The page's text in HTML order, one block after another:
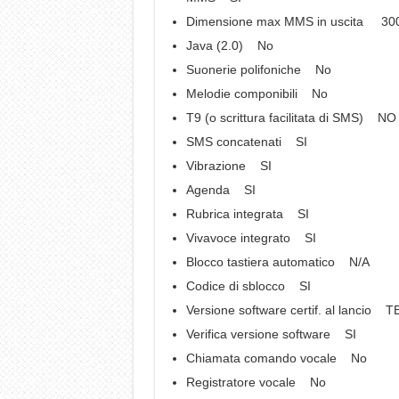
Dimensione max MMS in uscita
Java (2.0) No
Suonerie polifoniche No
Melodie componibili No
T9 (o scrittura facilitata di SMS) NO
SMS concatenati SI
Vibrazione SI
Agenda SI
Rubrica integrata SI
Vivavoce integrato SI
Blocco tastiera automatico N/A
Codice di sblocco SI
Versione software certif. al lancio
Verifica versione software SI
Chiamata comando vocale No
Registratore vocale No